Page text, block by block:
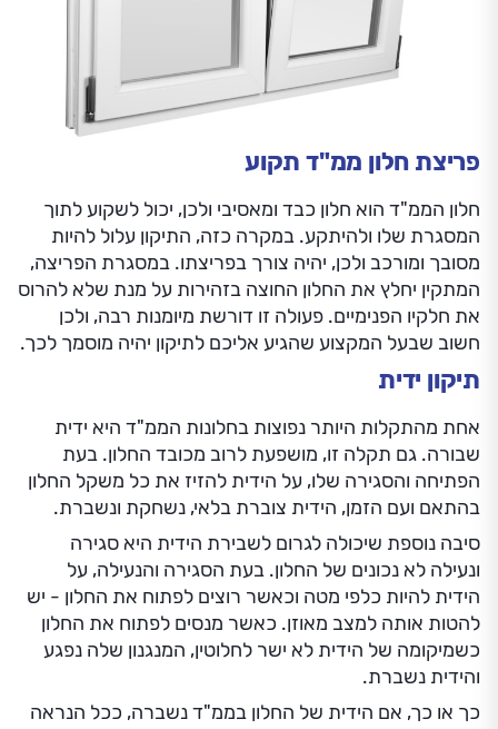
פריצת חלון ממ"ד תקוע
חלון הממ"ד הוא חלון כבד ומאסיבי ולכן, יכול לשקוע לתוך
המסגרת שלו ולהיתקע. במקרה כזה, התיקון עלול להיות
מסובך ומורכב ולכן, יהיה צורך בפריצתו. במסגרת הפריצה,
המתקין יחלץ את החלון החוצה בזהירות על מנת שלא להרוס
את חלקיו הפנימיים. פעולה זו דורשת מיומנות רבה, ולכן
חשוב שבעל המקצוע שהגיע אליכם לתיקון יהיה מוסמך לכך.
תיקון ידית
אחת מהתקלות היותר נפוצות בחלונות הממ"ד היא ידית
שבורה. גם תקלה זו, מושפעת לרוב מכובד החלון. בעת
הפתיחה והסגירה שלו, על הידית להזיז את כל משקל החלון
בהתאם ועם הזמן, הידית צוברת בלאי, נשחקת ונשברת.
סיבה נוספת שיכולה לגרום לשבירת הידית היא סגירה
ונעילה לא נכונים של החלון. בעת הסגירה והנעילה, על
הידית להיות כלפי מטה וכאשר רוצים לפתוח את החלון - יש
להטות אותה למצב מאוזן. כאשר מנסים לפתוח את החלון
כשמיקומה של הידית לא ישר לחלוטין, המנגנון שלה נפגע
והידית נשברת.
כך או כך, אם הידית של החלון בממ"ד נשברה, ככל הנראה